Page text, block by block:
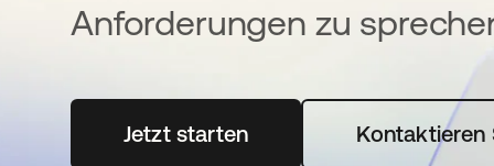
Anforderungen zu
Jetzt startenwird in einer neuenKontaktieren